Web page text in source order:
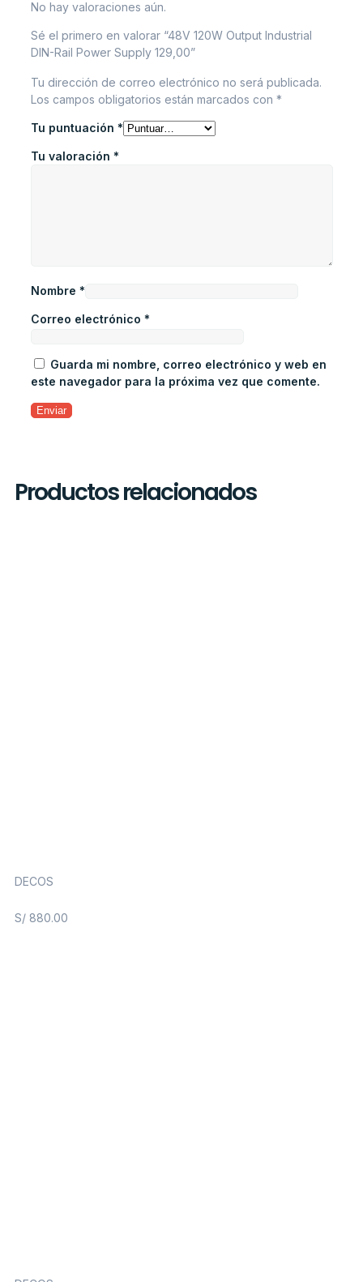
No hay valoraciones aún.
Sé el primero en valorar “48V 120W Output Industrial
DIN-Rail Power Supply 129,00”
Tu dirección de correo electrónico no será publicada.
Los campos obligatorios están marcados con *
Tu puntuación *
Tu valoración *
Nombre *
Correo electrónico *
Guarda mi nombre, correo electrónico y web en
este navegador para la próxima vez que comente.
Productos relacionados
DECOS
S/ 880.00